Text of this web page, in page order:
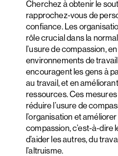
Cherchez à obtenir le
rapprochez-vous de
confiance. Les
rôle crucial dans la
l’usure de compassion,
environnements de
encouragent les gens à
au travail, et en
ressources. Ces
réduire l’usure de
l’organisation et
compassion, c’est-à-dire
d’aider les autres, du
l’altruisme.